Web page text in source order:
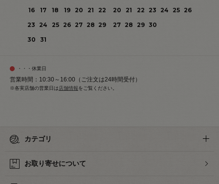
16
17 18 19 20 21
22
23
24 25 26 27 28 29
30
31
20
21 22 23 24 25
26
27 28 29 30
・・・休業日
営業時間：10:30～16:00（ご注文は24時間受付）
※各実店舗の営業日は 店舗情報をご覧ください。
カテゴリ
お取り寄せについて